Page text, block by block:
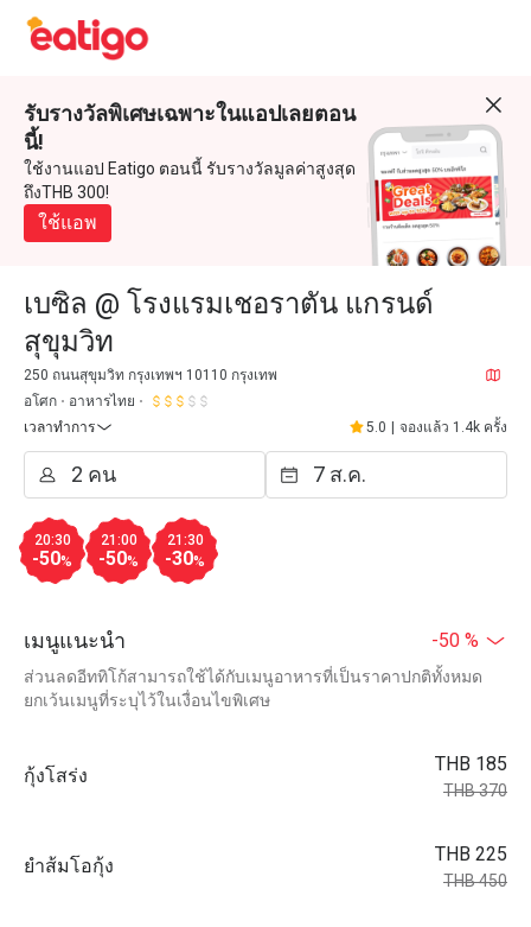
รับรางวัลพิเศษเฉพาะในแอปเลยตอน
นี้!
ใช้งานแอป Eatigo ตอนนี้ รับรางวัลมูลค่าสูงสุด
ถึงTHB 300!
ใช้แอพ
เบซิล @ โรงแรมเชอราตัน แกรนด์
สุขุมวิท
250 ถนนสุขุมวิท กรุงเทพฯ 10110 กรุงเทพ
อโศก
อาหารไทย
เวลาทำการ
5.0 จองแล้ว 1.4k ครั้ง
20:30
-50%
21:00
-50%
21:30
-30%
เมนูแนะนำ -50 %
ส่วนลดอีททิโก้สามารถใช้ได้กับเมนูอาหารที่เป็นราคาปกติทั้งหมด
ยกเว้นเมนูที่ระบุไว้ในเงื่อนไขพิเศษ
กุ้งโสร่ง
THB 185
THB 370
ยำส้มโอกุ้ง
THB 225
THB 450